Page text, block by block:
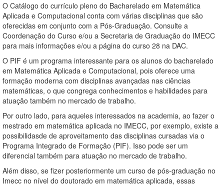
O Catálogo do currículo pleno do Bacharelado em Matemática
Aplicada e Computacional conta com várias disciplinas que são
oferecidas em conjunto com a Pós-Graduação. Consulte a
Coordenação do Curso e/ou a Secretaria de Graduação do IMECC
para mais informações e/ou a página do curso 28 na DAC.
O PIF é um programa interessante para os alunos do bacharelado
em Matemática Aplicada e Computacional, pois oferece uma
formação moderna com disciplinas avançadas nas ciências
matemáticas, o que congrega conhecimentos e habilidades para
atuação também no mercado de trabalho.
Por outro lado, para aqueles interessados na academia, ao fazer o
mestrado em matemática aplicada no IMECC, por exemplo, existe a
possibilidasde de aproveitamento das disciplinas cursadas via o
Programa Integrado de Formação (PIF). Isso pode ser um
diferencial também para atuação no mercado de trabalho.
Além disso, se fizer posteriormente um curso de pós-graduação no
Imecc no nível do doutorado em matemática aplicada, essas